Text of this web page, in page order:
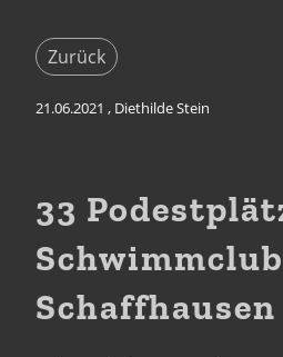
Zurück
21.06.2021 , Diethilde Stein
33
Schaffhausen